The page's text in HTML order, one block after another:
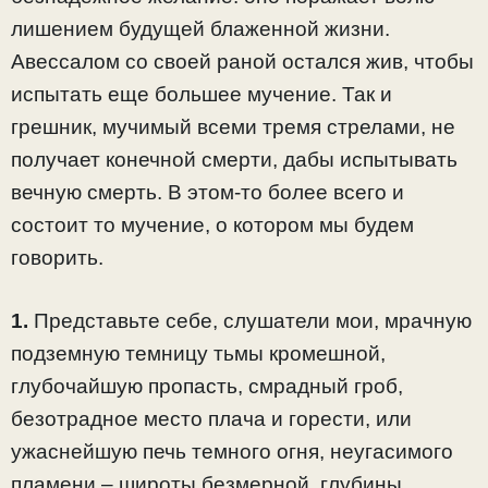
лишением будущей блаженной жизни.
Авессалом со своей раной остался жив, чтобы
испытать еще большее мучение. Так и
грешник, мучимый всеми тремя стрелами, не
получает конечной смерти, дабы испытывать
вечную смерть. В этом-то более всего и
состоит то мучение, о котором мы будем
говорить.
1. Представьте себе, слушатели мои, мрачную
подземную темницу тьмы кромешной,
глубочайшую пропасть, смрадный гроб,
безотрадное место плача и горести, или
ужаснейшую печь темного огня, неугасимого